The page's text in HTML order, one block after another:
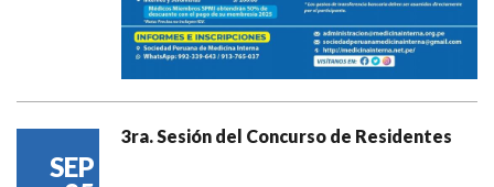
SEP
3ra. Sesión del Concurso de Residentes